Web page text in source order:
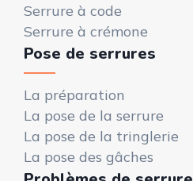
Serrure à code
Serrure à crémone
Pose de serrures
La préparation
La pose de la serrure
La pose de la tringlerie
La pose des gâches